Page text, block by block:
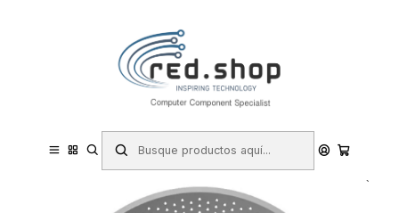
Haga Click Aqui
Redes y Conectividad
Repetidores y Amplificadores de Red
Ruijie RG-AirMetro460G Puente Inalambrico - Velocidad hasta
867Mbps - Proteccion IP65 - Ganancia hasta 23dBi - Ethernet -
Empareja hasta 32 Equipos -